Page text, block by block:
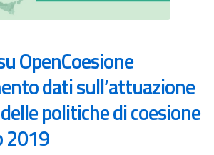
OpenCoesione
dati sull’attuazione
politiche di coesione
2019